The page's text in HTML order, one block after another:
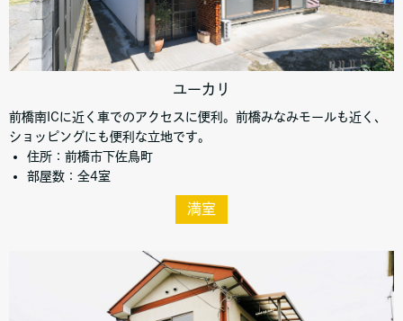
ユーカリ
前橋南ICに近く車でのアクセスに便利。前橋みなみモールも近く、
ショッピングにも便利な立地です。
住所：前橋市下佐鳥町
部屋数：全4室
満室